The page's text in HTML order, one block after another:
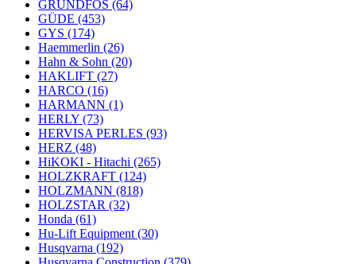
GRUNDFOS (64)
GÜDE (453)
GYS (174)
Haemmerlin (26)
Hahn & Sohn (20)
HAKLIFT (27)
HARCO (16)
HARMANN (1)
HERLY (73)
HERVISA PERLES (93)
HERZ (48)
HiKOKI - Hitachi (265)
HOLZKRAFT (124)
HOLZMANN (818)
HOLZSTAR (32)
Honda (61)
Hu-Lift Equipment (30)
Husqvarna (192)